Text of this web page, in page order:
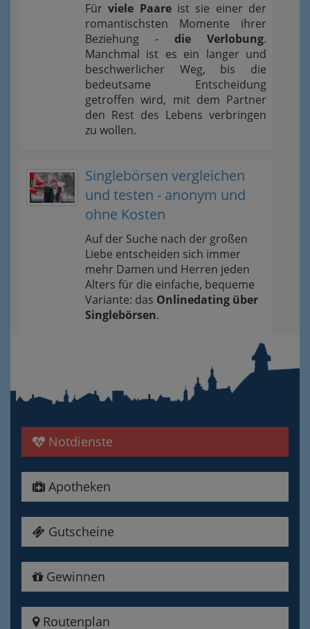
Fürviele Paareist sie einer der
romantischsten Momente ihrer
Beziehung - die Verlobung.
Manchmal ist es ein langer und
beschwerlicher Weg, bis die
bedeutsame Entscheidung
getroffen wird, mit dem Partner
den Rest des Lebens verbringen
zu wollen.
Singlebörsen vergleichen
und testen - anonym und
ohne Kosten
Auf der Suche nach der großen
Liebe entscheiden sich immer
mehr Damen und Herren jeden
Alters für die einfache, bequeme
Variante: das Onlinedating über
Singlebörsen.
Notdienste
Apotheken
Gutscheine
Gewinnen
Routenplan